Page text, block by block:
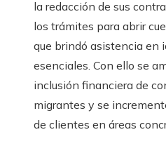
la redacción de sus
los trámites para abrir
que brindó asistencia en
esenciales. Con ello se
inclusión financiera de
migrantes y se
de clientes en áreas